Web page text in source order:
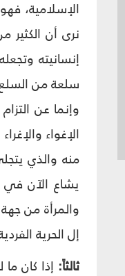
الإسلامية،
نرى أن الكثير
إنسانيته
سلعة من
وإنما عن
الإغواء
منه والذي
يشاع الآن في
والمرأة من جهة
إل الحرية
ثالثاً: إذا كان